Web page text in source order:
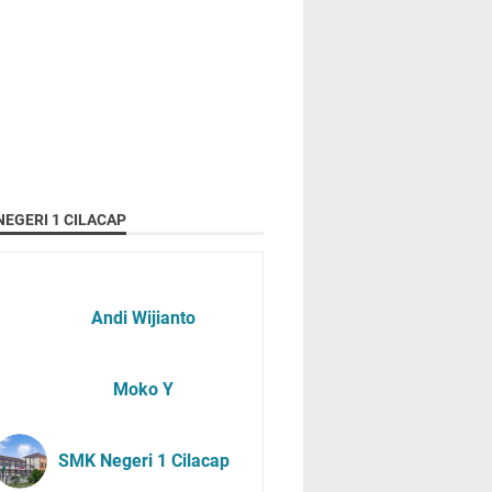
1 CILACAP
Andi Wijianto
Moko Y
SMK Negeri 1 Cilacap